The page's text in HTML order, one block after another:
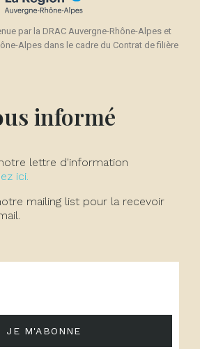
par la DRAC Auvergne-Rhône-Alpes et
Alpes dans le cadre du Contrat de filière
informé
lettre d'information
ici.
mailing list pour la recevoir
JE M'ABONNE